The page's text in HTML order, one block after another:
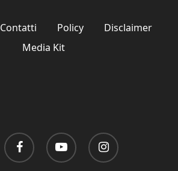
Contatti Policy
Disclaimer
Media Kit
facebook youtube instagram